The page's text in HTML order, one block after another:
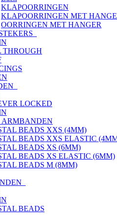
KLAPOORRINGEN
KLAPOORRINGEN MET
OORRINGEN MET HANGER
THROUGH
LOCKED
BEADS XXS (4MM)
BEADS XXS ELASTIC
BEADS XS (6MM)
BEADS XS ELASTIC (6MM)
BEADS M (8MM)
BEADS